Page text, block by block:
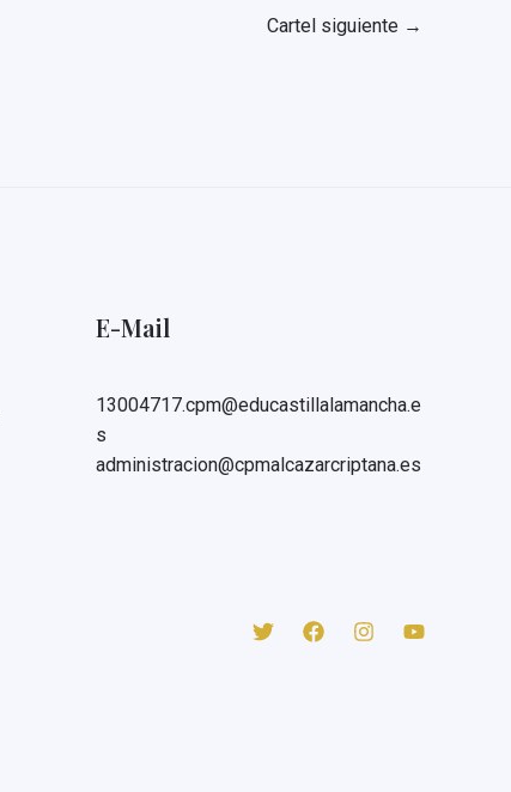
Cartel siguiente →
E-Mail
13004717.cpm@educastillalamancha.e
s
administracion@cpmalcazarcriptana.es